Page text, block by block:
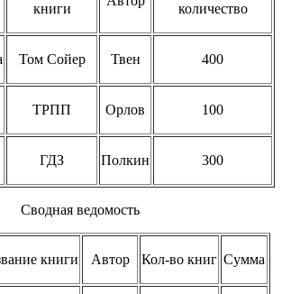
книги
количество
Том Сойер Твен 400
ТРПП Орлов 100
ГДЗ Полкин 300
Сводная ведомость
книги Автор Кол-во книг Сумма